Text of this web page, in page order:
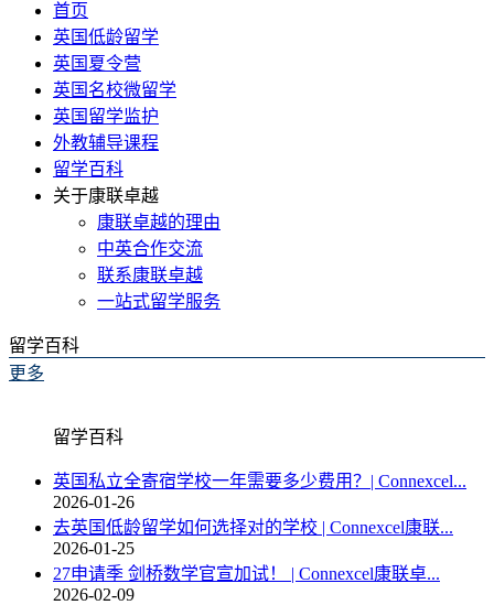
首页
英国低龄留学
英国夏令营
英国名校微留学
英国留学监护
外教辅导课程
留学百科
关于康联卓越
康联卓越的理由
中英合作交流
联系康联卓越
一站式留学服务
留学百科
更多
留学百科
英国私立全寄宿学校一年需要多少费用？| Connexcel...
2026-01-26
去英国低龄留学如何选择对的学校 | Connexcel康联...
2026-01-25
27申请季 剑桥数学官宣加试！ | Connexcel康联卓...
2026-02-09